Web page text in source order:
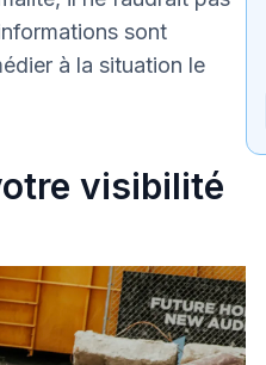
sont
à la situation le
visibilité